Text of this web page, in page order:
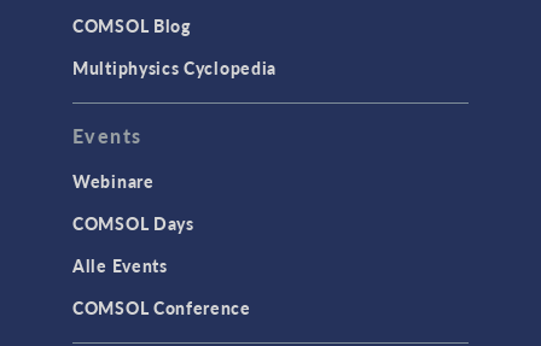
COMSOL Blog
Multiphysics Cyclopedia
Events
Webinare
COMSOL Days
Alle Events
COMSOL Conference